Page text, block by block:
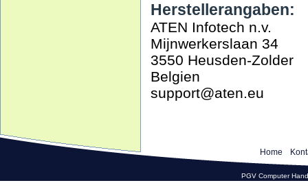
Herstellerangaben:
ATEN Infotech n.v.
Mijnwerkerslaan 34
3550 Heusden-Zolder
Belgien
support@aten.eu
Home
PGV Computer